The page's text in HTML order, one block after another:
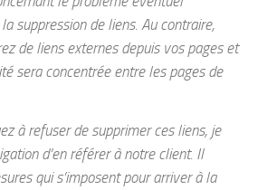
la suppression de liens. Au contraire,
de liens externes depuis vos pages et
sera concentrée entre les pages de
à refuser de supprimer ces liens, je
d’en référer à notre client. Il
qui s’imposent pour arriver à la